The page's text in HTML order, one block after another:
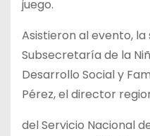
juego.
Asistieron al evento, la
Subsecretaría de la
Desarrollo Social y
Pérez, el director
del Servicio Nacional